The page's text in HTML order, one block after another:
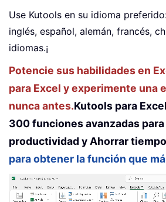
Use Kutools en su idioma
inglés, español, alemán, francés,
idiomas.¡
Potencie sus habilidades en
para Excel y experimente una
nunca antes.Kutools para
300 funciones avanzadas
productividad y Ahorrar
para obtener la función que